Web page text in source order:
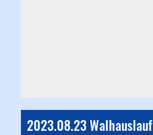
2023.08.23 Walhauslauf